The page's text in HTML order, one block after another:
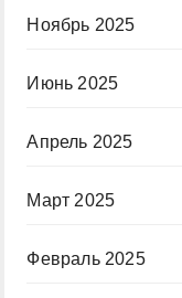
Ноябрь 2025
Июнь 2025
Апрель 2025
Март 2025
Февраль 2025